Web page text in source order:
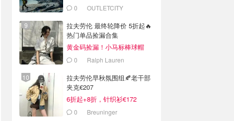
0
OUTLETCITY
拉夫劳伦 最终轮降价 5折起🔥
热门单品捡漏合集
黄金码捡漏！小马标棒球帽
€280 Ralph Lauren
拉夫劳伦早秋氛围组🍂老干部
夹克€207
6折起+8折，针织衫€172
0 Breuninger